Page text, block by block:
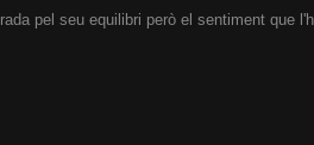
pel seu equilibri però el sentiment que